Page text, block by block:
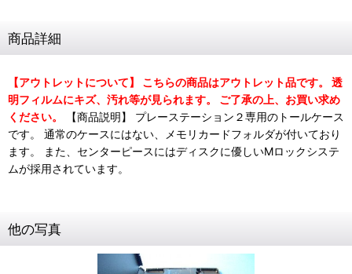
商品詳細
【アウトレットについて】 こちらの商品はアウトレット品です。 透
明フィルムにキズ、汚れ等が見られます。 ご了承の上、お買い求め
ください。
【商品説明】 プレーステーション２専用のトールケース
です。 通常のケースにはない、メモリカードフォルダが付いており
ます。 また、センターピースにはディスクに優しいMロックシステ
ムが採用されています。
他の写真